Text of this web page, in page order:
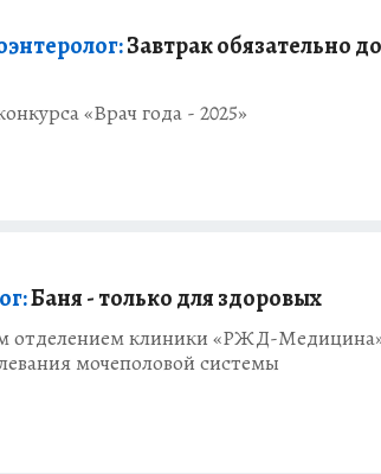
Завтрак обязательно
«Врач года - 2025»
Баня - только для здоровых
отделением клиники «РЖД-
мочеполовой системы